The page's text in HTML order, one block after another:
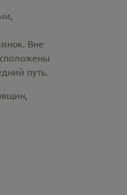
Вне
путь.